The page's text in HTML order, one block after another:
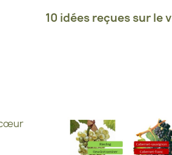
10 idées reçues sur le